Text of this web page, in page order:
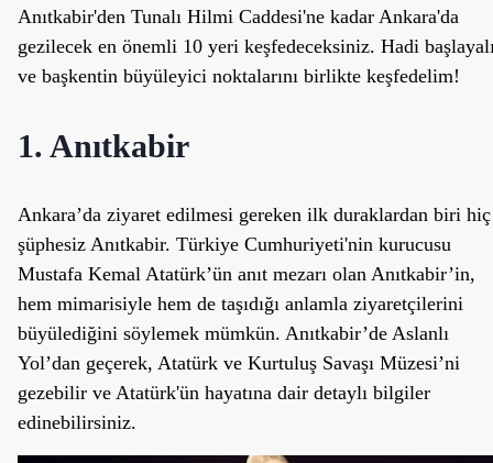
Anıtkabir'den Tunalı Hilmi Caddesi'ne kadar Ankara'da
gezilecek en önemli 10 yeri keşfedeceksiniz. Hadi
ve başkentin büyüleyici noktalarını birlikte keşfedelim!
1. Anıtkabir
Ankara’da ziyaret edilmesi gereken ilk duraklardan biri hiç
şüphesiz Anıtkabir. Türkiye Cumhuriyeti'nin kurucusu
Mustafa Kemal Atatürk’ün anıt mezarı olan Anıtkabir’in,
hem mimarisiyle hem de taşıdığı anlamla ziyaretçilerini
büyülediğini söylemek mümkün. Anıtkabir’de Aslanlı
Yol’dan geçerek, Atatürk ve Kurtuluş Savaşı Müzesi’ni
gezebilir ve Atatürk'ün hayatına dair detaylı bilgiler
edinebilirsiniz.